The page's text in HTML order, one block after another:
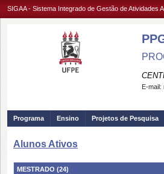
SIGAA - Sistema Integrado de Gestão de Atividades
E-mail:
Programa Ensino Projetos de Pesquisa
Alunos Ativos
MESTRADO (24)